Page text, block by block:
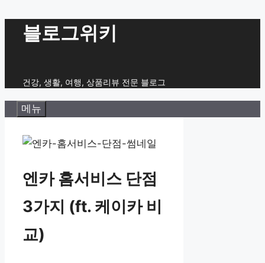
블로그위키
건강, 생활, 여행, 상품리뷰 전문 블로그
메뉴
엔카 홈서비스 단점
3가지 (ft. 케이카 비
교)